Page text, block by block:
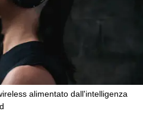
alimentato dall'intelligenza